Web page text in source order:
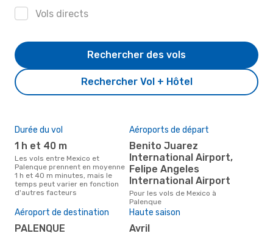
Vols directs
Rechercher Vol + Hôtel
Rechercher des vols
Durée du vol
1 h et 40 m
Les vols entre Mexico et
Palenque prennent en moyenne
1 h et 40 m minutes, mais le
temps peut varier en fonction
d'autres facteurs
Aéroports de départ
Benito Juarez
International Airport,
Felipe Angeles
International Airport
Pour les vols de Mexico à
Palenque
Aéroport de destination
PALENQUE
Haute saison
avril